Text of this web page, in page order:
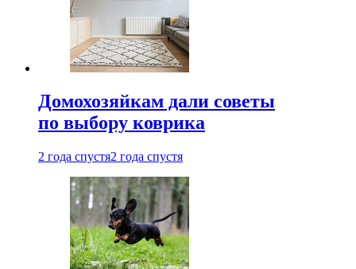
Домохозяйкам дали советы
по выбору коврика
2 года спустя2 года спустя